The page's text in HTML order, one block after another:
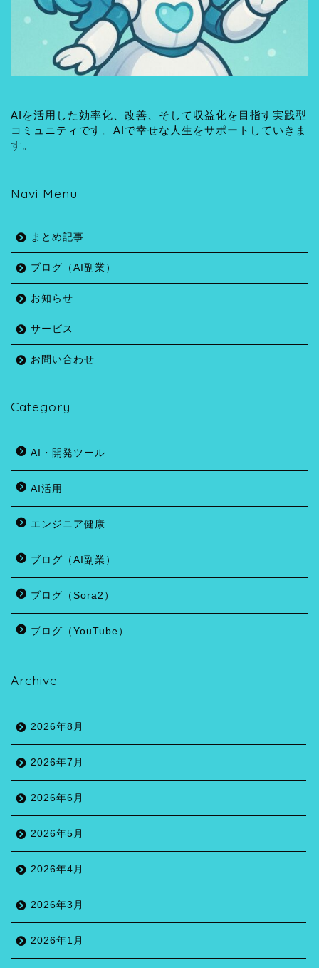
AIを活用した効率化、改善、そして収益化を目指す実践型
コミュニティです。AIで幸せな人生をサポートしていきま
す。
Navi Menu
まとめ記事
ブログ（AI副業）
お知らせ
サービス
お問い合わせ
Category
AI・開発ツール
AI活用
エンジニア健康
ブログ（AI副業）
ブログ（Sora2）
ブログ（YouTube）
Archive
2026年8月
2026年7月
2026年6月
2026年5月
2026年4月
2026年3月
2026年1月